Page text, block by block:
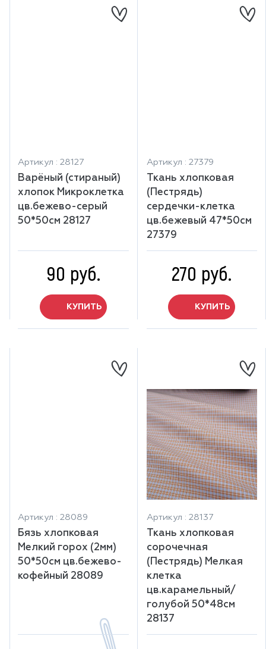
Артикул : 28127
Варёный (стираный)
хлопок Микроклетка
цв.бежево-серый
50*50см 28127
90 руб.
КУПИТЬ
Артикул : 27379
Ткань хлопковая
(Пестрядь)
сердечки-клетка
цв.бежевый 47*50см
27379
270 руб.
КУПИТЬ
Артикул : 28089
Бязь хлопковая
Мелкий горох (2мм)
50*50см цв.бежево-
кофейный 28089
Артикул : 28137
Ткань хлопковая
сорочечная
(Пестрядь) Мелкая
клетка
цв.карамельный/
голубой 50*48см
28137